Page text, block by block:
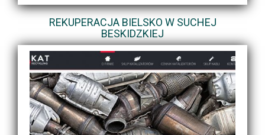
REKUPERACJA BIELSKO W SUCHEJ
BESKIDZKIEJ